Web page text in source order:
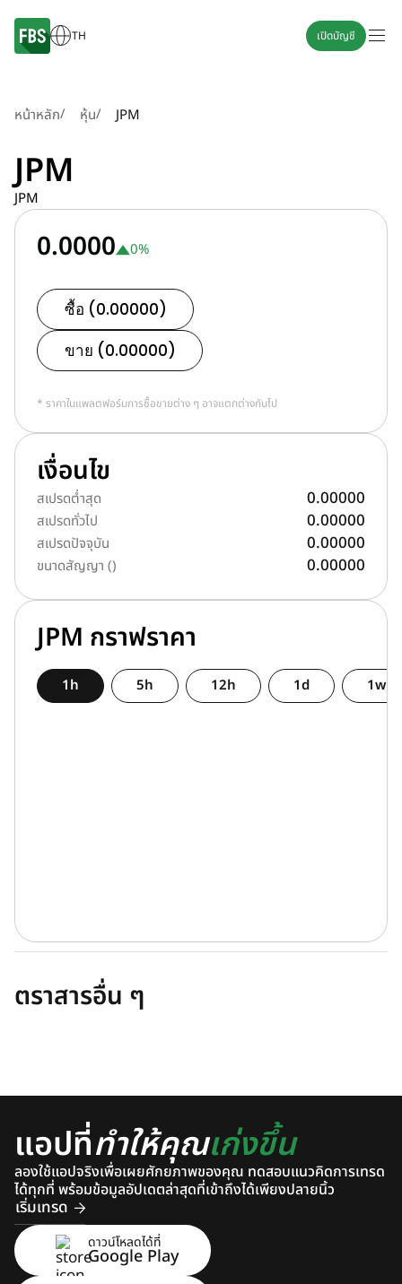
TH เปิดบัญชี
หน้าหลัก/ หุ้น/ JPM
JPM
JPM
0.0000 0%
ซื้อ (0.00000)
ขาย (0.00000)
* ราคาในแพลตฟอร์มการซื้อขายต่าง ๆ อาจแตกต่างกันไป
เงื่อนไข
สเปรดต่ำสุด 0.00000
สเปรดทั่วไป 0.00000
สเปรดปัจจุบัน 0.00000
ขนาดสัญญา () 0.00000
JPM กราฟราคา
1h 5h 12h 1d 1w
ตราสารอื่น ๆ
แอปที่ทำให้คุณเก่งขึ้น
ลองใช้แอปจริงเพื่อเผยศักยภาพของคุณ ทดสอบแนวคิดการเทรด
ได้ทุกที่ พร้อมข้อมูลอัปเดตล่าสุดที่เข้าถึงได้เพียงปลายนิ้ว
เริ่มเทรด
ดาวน์โหลดได้ที่
Google Play